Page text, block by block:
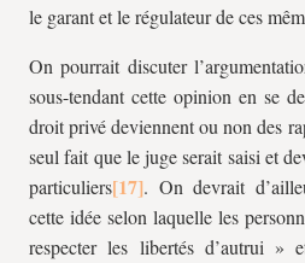
le garant et le régulateur de ces
On pourrait discuter
sous-tendant cette opinion en se
droit privé deviennent ou non des
seul fait que le juge serait saisi et
particuliers
. On devrait
cette idée selon laquelle les
respecter les libertés d’autrui